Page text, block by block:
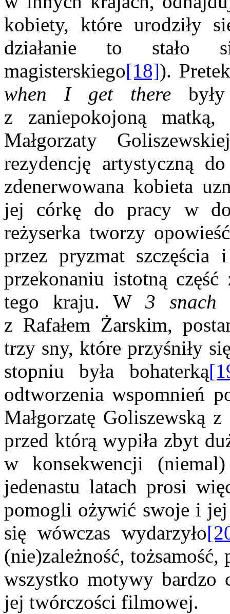
kobiety, które urodziły
działanie to stało
magisterskiego[18]).
when I get there
z zaniepokojoną matką,
Małgorzaty
rezydencję artystyczną
zdenerwowana kobieta
jej córkę do pracy w
reżyserka tworzy
przez pryzmat
przekonaniu istotną
tego kraju. W3
z Rafałem Żarskim,
trzy sny, które przyśniły
stopniu była bohaterką
odtworzenia wspomnień
Małgorzatę Goliszewską
przed którą wypiła zbyt
w konsekwencji
jedenastu latach prosi
pomogli ożywić swoje i jej
się wówczas wydarzyło
(nie)zależność,
wszystko motywy bardzo
jej twórczości filmowej.